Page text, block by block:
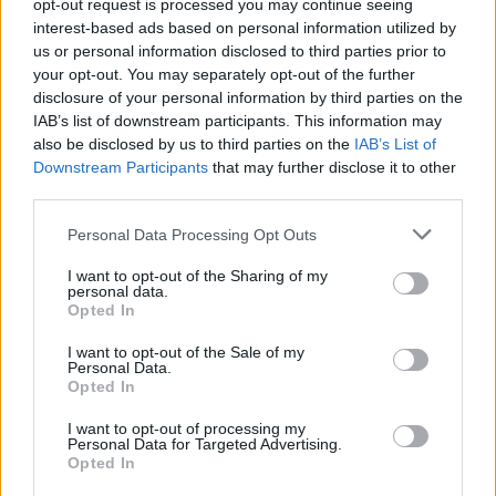
opt-out request is processed you may continue seeing
interest-based ads based on personal information utilized by
us or personal information disclosed to third parties prior to
your opt-out. You may separately opt-out of the further
disclosure of your personal information by third parties on the
IAB’s list of downstream participants. This information may
also be disclosed by us to third parties on the IAB’s List of
Downstream Participants that may further disclose it to other
Personal Data Processing Opt Outs
I want to opt-out of the Sharing of my
personal data.
Opted In
I want to opt-out of the Sale of my
Personal Data.
Opted In
I want to opt-out of processing my
Personal Data for Targeted Advertising.
Opted In
Bàsquet
DEIXA UNA RESPOSTA
Comentari: